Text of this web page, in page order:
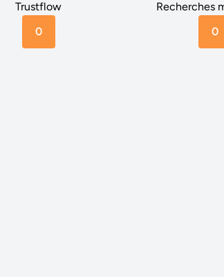
Trustflow
0
Recherches
0